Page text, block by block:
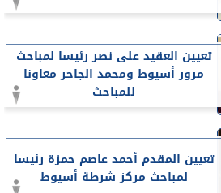
تعيين العقيد على نصر رئيسا لمباحث
مرور أسيوط ومحمد الجاحر معاونا
للمباحث
تعيين المقدم أحمد عاصم حمزة رئيسا
لمباحث مركز شرطة أسيوط